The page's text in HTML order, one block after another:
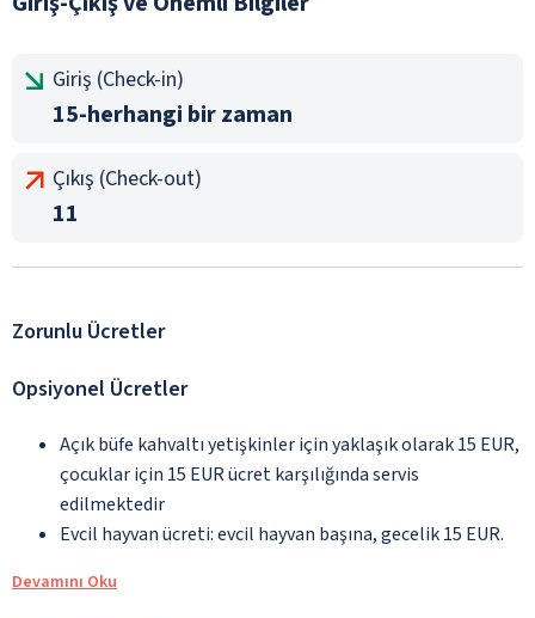
Giriş (Check-in)
15-herhangi bir zaman
Çıkış (Check-out)
11
Zorunlu Ücretler
Opsiyonel Ücretler
Açık büfe kahvaltı yetişkinler için yaklaşık olarak 15 EUR,
çocuklar için 15 EUR ücret karşılığında servis
edilmektedir
Evcil hayvan ücreti: evcil hayvan başına, gecelik 15 EUR.
Devamını Oku